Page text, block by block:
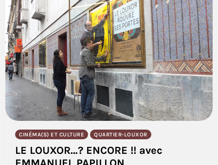
CINÉMA(S) ET CULTURE QUARTIER-LOUXOR
LE LOUXOR…? ENCORE !! avec